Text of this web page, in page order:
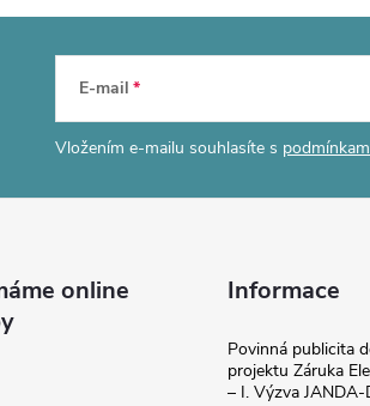
E-mail
Vložením e-mailu souhlasíte s
online
Informace
Povinná publicita
projektu Záruka
– I. Výzva JANDA-